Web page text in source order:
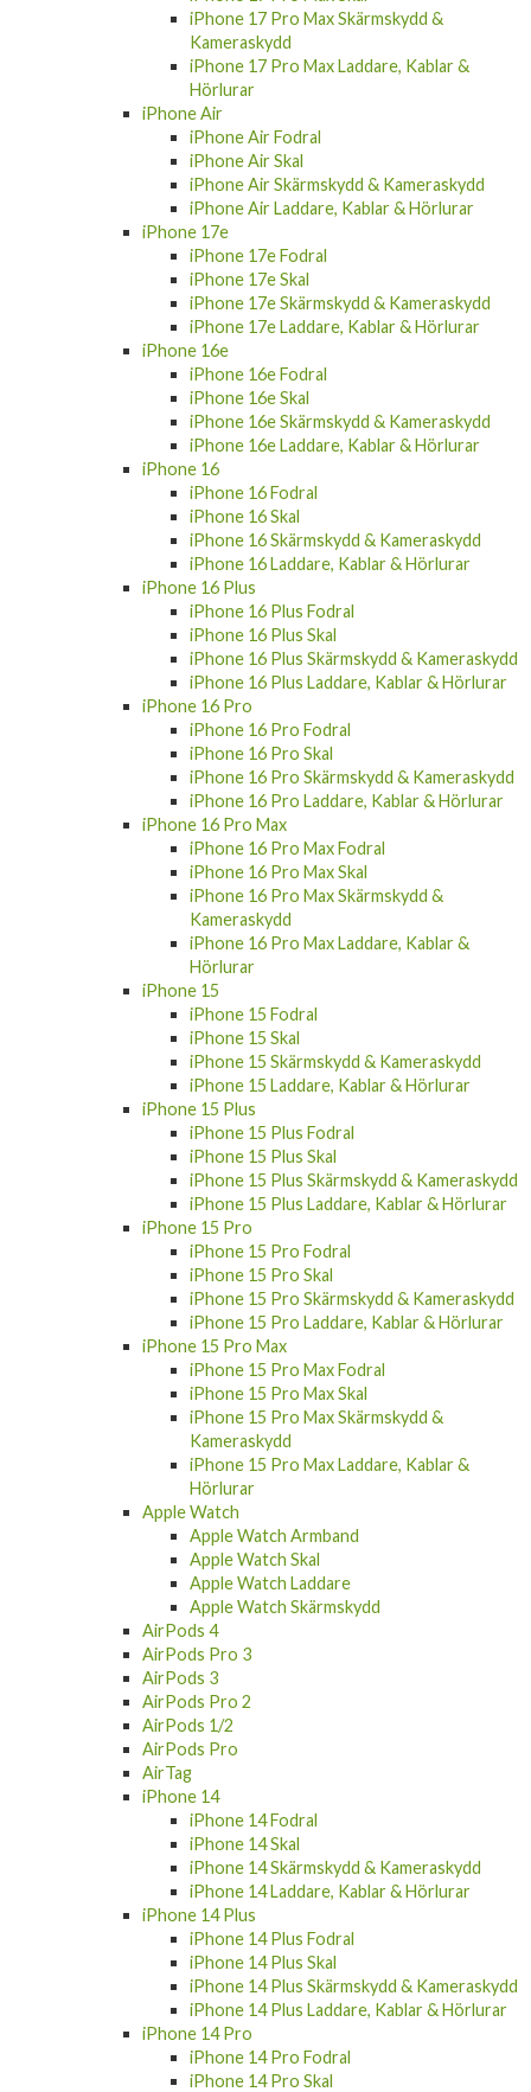
iPhone 17 Pro Max Skärmskydd &
Kameraskydd
iPhone 17 Pro Max Laddare, Kablar &
Hörlurar
iPhone Air
iPhone Air Fodral
iPhone Air Skal
iPhone Air Skärmskydd & Kameraskydd
iPhone Air Laddare, Kablar & Hörlurar
iPhone 17e
iPhone 17e Fodral
iPhone 17e Skal
iPhone 17e Skärmskydd & Kameraskydd
iPhone 17e Laddare, Kablar & Hörlurar
iPhone 16e
iPhone 16e Fodral
iPhone 16e Skal
iPhone 16e Skärmskydd & Kameraskydd
iPhone 16e Laddare, Kablar & Hörlurar
iPhone 16
iPhone 16 Fodral
iPhone 16 Skal
iPhone 16 Skärmskydd & Kameraskydd
iPhone 16 Laddare, Kablar & Hörlurar
iPhone 16 Plus
iPhone 16 Plus Fodral
iPhone 16 Plus Skal
iPhone 16 Plus Skärmskydd & Kameraskydd
iPhone 16 Plus Laddare, Kablar & Hörlurar
iPhone 16 Pro
iPhone 16 Pro Fodral
iPhone 16 Pro Skal
iPhone 16 Pro Skärmskydd & Kameraskydd
iPhone 16 Pro Laddare, Kablar & Hörlurar
iPhone 16 Pro Max
iPhone 16 Pro Max Fodral
iPhone 16 Pro Max Skal
iPhone 16 Pro Max Skärmskydd &
Kameraskydd
iPhone 16 Pro Max Laddare, Kablar &
Hörlurar
iPhone 15
iPhone 15 Fodral
iPhone 15 Skal
iPhone 15 Skärmskydd & Kameraskydd
iPhone 15 Laddare, Kablar & Hörlurar
iPhone 15 Plus
iPhone 15 Plus Fodral
iPhone 15 Plus Skal
iPhone 15 Plus Skärmskydd & Kameraskydd
iPhone 15 Plus Laddare, Kablar & Hörlurar
iPhone 15 Pro
iPhone 15 Pro Fodral
iPhone 15 Pro Skal
iPhone 15 Pro Skärmskydd & Kameraskydd
iPhone 15 Pro Laddare, Kablar & Hörlurar
iPhone 15 Pro Max
iPhone 15 Pro Max Fodral
iPhone 15 Pro Max Skal
iPhone 15 Pro Max Skärmskydd &
Kameraskydd
iPhone 15 Pro Max Laddare, Kablar &
Hörlurar
Apple Watch
Apple Watch Armband
Apple Watch Skal
Apple Watch Laddare
Apple Watch Skärmskydd
AirPods 4
AirPods Pro 3
AirPods 3
AirPods Pro 2
AirPods 1/2
AirPods Pro
AirTag
iPhone 14
iPhone 14 Fodral
iPhone 14 Skal
iPhone 14 Skärmskydd & Kameraskydd
iPhone 14 Laddare, Kablar & Hörlurar
iPhone 14 Plus
iPhone 14 Plus Fodral
iPhone 14 Plus Skal
iPhone 14 Plus Skärmskydd & Kameraskydd
iPhone 14 Plus Laddare, Kablar & Hörlurar
iPhone 14 Pro
iPhone 14 Pro Fodral
iPhone 14 Pro Skal